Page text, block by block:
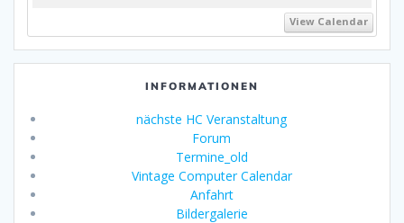
View Calendar
INFORMATIONEN
nächste HC Veranstaltung
Forum
Termine_old
Vintage Computer Calendar
Anfahrt
Bildergalerie